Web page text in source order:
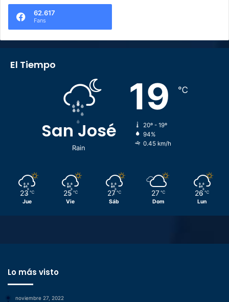
62.617
Fans
El Tiempo
San José
Rain
19 ℃
20º - 19º
94%
0.45 km/h
23 ℃
Jue
25 ℃
Vie
27 ℃
Sáb
27 ℃
Dom
26 ℃
Lun
Lo más visto
noviembre 27, 2022